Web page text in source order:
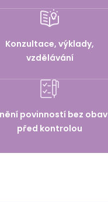
Konzultace, výklady,
vzdělávání
povinností bez obav
před kontrolou